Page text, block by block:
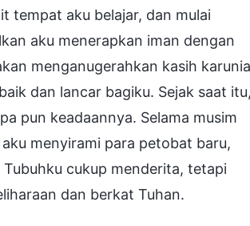
tempat aku belajar, dan mulai
aku menerapkan iman dengan
menganugerahkan kasih karunia
dan lancar bagiku. Sejak saat
pun keadaannya. Selama musim
menyirami para petobat baru,
cukup menderita, tetapi
dan berkat Tuhan.